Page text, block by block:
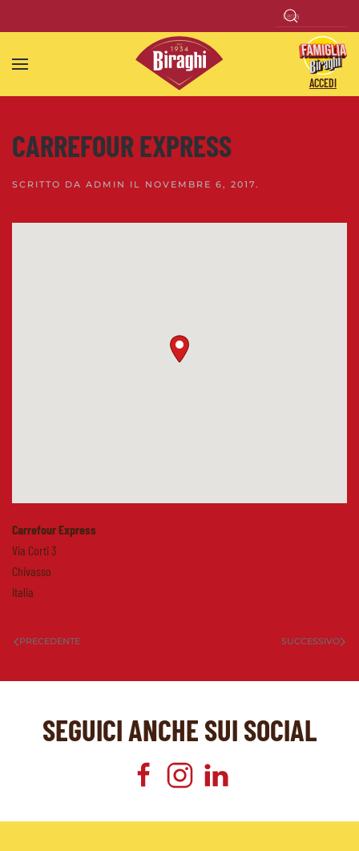
Skip to main content
ACCEDI
CARREFOUR EXPRESS
SCRITTO DA ADMIN IL NOVEMBRE 6, 2017.
Carrefour Express
Via Corti 3
Chivasso
Italia
PRECEDENTE SUCCESSIVO
SEGUICI ANCHE SUI SOCIAL